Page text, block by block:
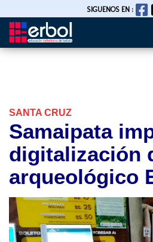
Pasar
SIGUENOS EN :
SANTA CRUZ
Samaipata
digitalización
arqueológico